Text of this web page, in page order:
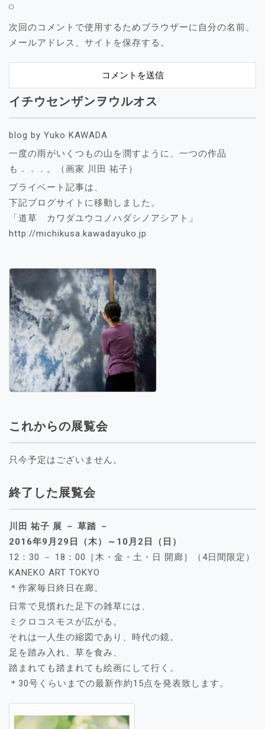
次回のコメントで使用するためブラウザーに自分の名前、
メールアドレス、サイトを保存する。
イチウセンザンヲウルオス
blog by Yuko KAWADA
一度の雨がいくつもの山を潤すように、一つの作品
も．．．。（画家 川田 祐子）
プライベート記事は、
下記ブログサイトに移動しました。
「道草 カワダユウコノハダシノアシアト」
http://michikusa.kawadayuko.jp
これからの展覧会
只今予定はございません。
終了した展覧会
川田 祐子 展 － 草踏 －
2016年9月29日（木）～10月2日（日）
12：30 － 18：00［木・金・土・日 開廊］（4日間限定）
KANEKO ART TOKYO
＊作家毎日終日在廊。
日常で見慣れた足下の雑草には、
ミクロコスモスが広がる。
それは一人生の縮図であり、時代の鏡。
足を踏み入れ、草を食み、
踏まれても踏まれても絵画にして行く。
＊30号くらいまでの最新作約15点を発表致します。